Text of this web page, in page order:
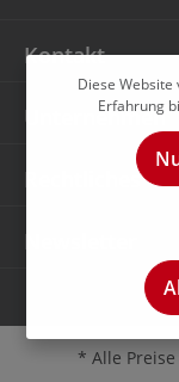
Kontakt
Unternehmen
Rechtliches
* Alle
Diese
Erfahrung